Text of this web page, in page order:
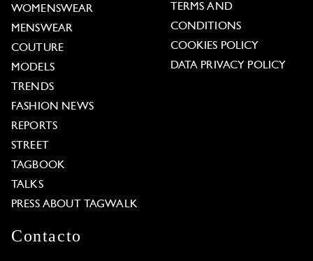
WOMENSWEAR
MENSWEAR
COUTURE
MODELS
TRENDS
FASHION NEWS
REPORTS
STREET
TAGBOOK
TALKS
PRESS ABOUT TAGWALK
TERMS AND
CONDITIONS
COOKIES POLICY
DATA PRIVACY POLICY
Contacto